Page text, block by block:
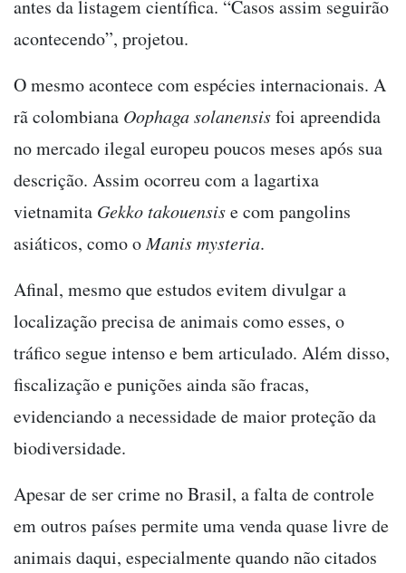
antes da listagem científica. “Casos assim seguirão
acontecendo”, projetou.
O mesmo acontece com espécies internacionais. A
rã colombiana Oophaga solanensisfoi apreendida
no mercado ilegal europeu poucos meses após sua
descrição. Assim ocorreu com a lagartixa
vietnamita Gekko takouensise com pangolins
asiáticos, como oManis mysteria.
Afinal, mesmo que estudos evitem divulgar a
localização precisa de animais como esses, o
tráfico segue intenso e bem articulado. Além disso,
fiscalização e punições ainda são fracas,
evidenciando a necessidade de maior proteção da
biodiversidade.
Apesar de ser crime no Brasil, a falta de controle
em outros países permite uma venda quase livre de
animais daqui, especialmente quando não citados